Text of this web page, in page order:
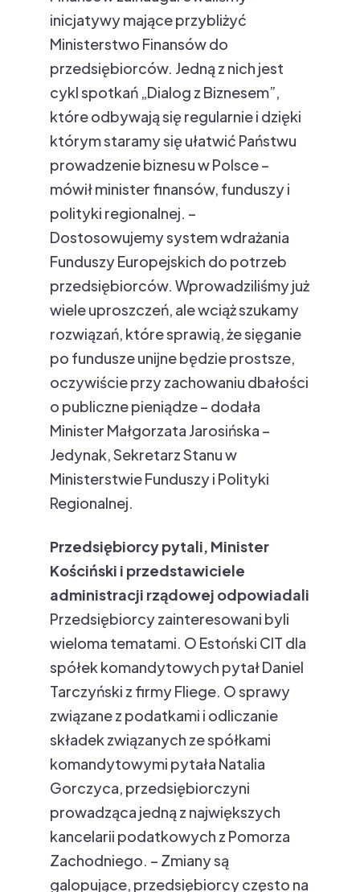
inicjatywy mające przybliżyć
Ministerstwo Finansów do
przedsiębiorców. Jedną z nich jest
cykl spotkań „Dialog z Biznesem”,
które odbywają się regularnie i dzięki
którym staramy się ułatwić Państwu
prowadzenie biznesu w Polsce –
mówił minister finansów, funduszy i
polityki regionalnej. –
Dostosowujemy system wdrażania
Funduszy Europejskich do potrzeb
przedsiębiorców. Wprowadziliśmy już
wiele uproszczeń, ale wciąż szukamy
rozwiązań, które sprawią, że sięganie
po fundusze unijne będzie prostsze,
oczywiście przy zachowaniu dbałości
o publiczne pieniądze – dodała
Minister Małgorzata Jarosińska –
Jedynak, Sekretarz Stanu w
Ministerstwie Funduszy i Polityki
Regionalnej.
Przedsiębiorcy pytali, Minister
Kościński i przedstawiciele
administracji rządowej odpowiadali
Przedsiębiorcy zainteresowani byli
wieloma tematami. O Estoński CIT dla
spółek komandytowych pytał Daniel
Tarczyński z firmy Fliege. O sprawy
związane z podatkami i odliczanie
składek związanych ze spółkami
komandytowymi pytała Natalia
Gorczyca, przedsiębiorczyni
prowadząca jedną z największych
kancelarii podatkowych z Pomorza
Zachodniego. – Zmiany są
galopujące, przedsiębiorcy często na